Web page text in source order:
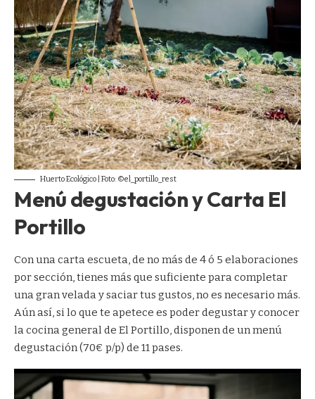
Huerto Ecológico | Foto: ©el_portillo_rest
Menú degustación y Carta El
Portillo
Con una carta escueta, de no más de 4 ó 5 elaboraciones
por sección, tienes más que suficiente para completar
una gran velada y saciar tus gustos, no es necesario más.
Aún así, si lo que te apetece es poder degustar y conocer
la cocina general de El Portillo, disponen de un menú
degustación (70€ p/p) de 11 pases.